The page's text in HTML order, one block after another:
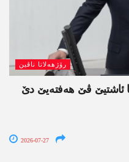
رۆژھەلاتا ناڤین
ئاشتیێ ڤێ ھەفتەیێ دێ
2026-07-27